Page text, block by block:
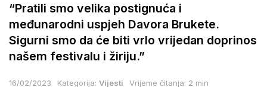
“Pratili smo velika postignuća i
međunarodni uspjeh Davora Brukete.
Sigurni smo da će biti vrlo vrijedan doprinos
našem festivalu i žiriju.”
16/02/2023 Kategorija: Vijesti Vrijeme čitanja: 2 min